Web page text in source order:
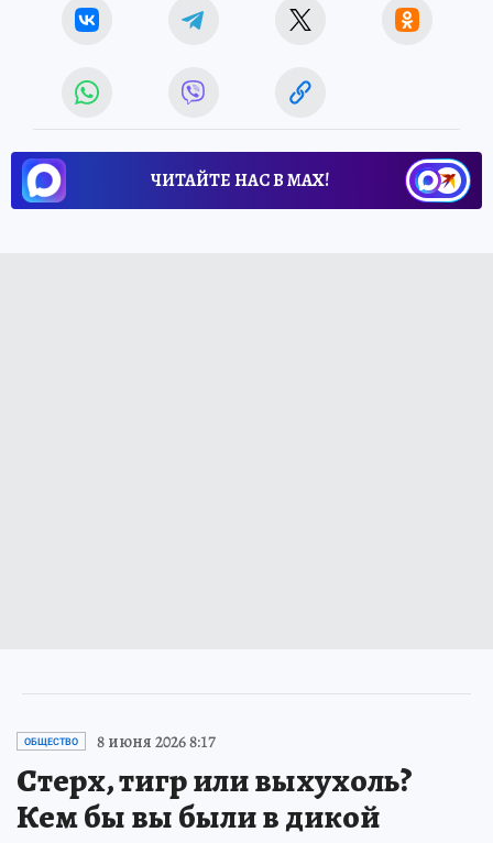
ЧИТАЙТЕ НАС В МАХ!
ОБЩЕСТВО 8 июня 2026 8:17
Стерх, тигр или выхухоль?
Кем бы вы были в дикой